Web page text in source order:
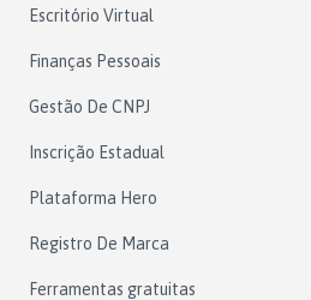
Escritório Virtual
Finanças Pessoais
Gestão De CNPJ
Inscrição Estadual
Plataforma Hero
Registro De Marca
Ferramentas gratuitas